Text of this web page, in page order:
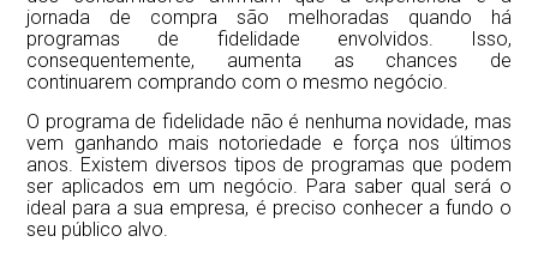
jornada de compra são melhoradas quando há
programas de fidelidade envolvidos. Isso,
consequentemente, aumenta as chances de
continuarem comprando com o mesmo negócio.
O programa de fidelidade não é nenhuma novidade, mas
vem ganhando mais notoriedade e força nos últimos
anos. Existem diversos tipos de programas que podem
ser aplicados em um negócio. Para saber qual será o
ideal para a sua empresa, é preciso conhecer a fundo o
seu público alvo.